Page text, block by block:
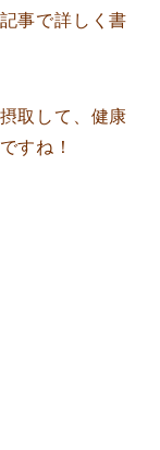
事で詳しく書
取して、健康
すね！